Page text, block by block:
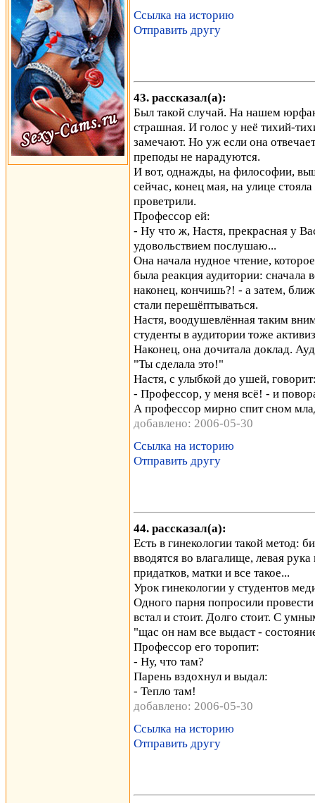
Ссылка на историю
Отправить другу
43. рассказал(а):
Был такой случай. На нашем
страшная. И голос у неё тихий-
замечают. Но уж если она
преподы не нарадуются.
И вот, однажды, на философии,
сейчас, конец мая, на улице
проветрили.
Профессор ей:
- Ну что ж, Настя, прекрасная у
удовольствием послушаю...
Она начала нудное чтение,
была реакция аудитории:
наконец, кончишь?! - а затем,
стали перешёптываться.
Настя, воодушевлённая таким
студенты в аудитории тоже
Наконец, она дочитала доклад.
"Ты сделала это!"
Настя, с улыбкой до ушей,
- Профессор, у меня всё! - и
А профессор мирно спит сном
добавлено: 2006-05-30
Ссылка на историю
Отправить другу
44. рассказал(а):
Есть в гинекологии такой метод:
вводятся во влагалище, левая
придатков, матки и все такое...
Урок гинекологии у студентов
Одного парня попросили
встал и стоит. Долго стоит. С
"щас он нам все выдаст -
Профессор его торопит:
- Ну, что там?
Парень вздохнул и выдал:
- Тепло там!
добавлено: 2006-05-30
Ссылка на историю
Отправить другу